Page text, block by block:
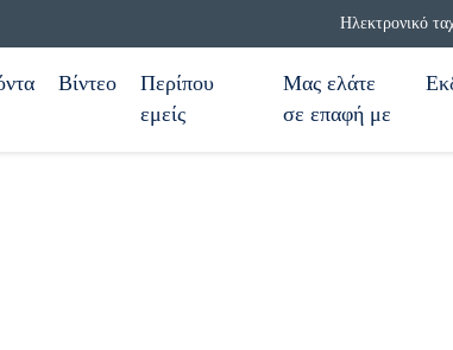
Ηλεκτρονικό
Βίντεο
Περίπου
εμείς
Μας ελάτε
σε επαφή με